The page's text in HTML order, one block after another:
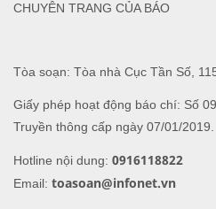
Tòa soạn: Tòa nhà Cục Tần Số,
Giấy phép hoạt động báo chí: Số
Truyền thông cấp ngày 07/01/2019.
Hotline nội dung: 0916118822
Email: toasoan@infonet.vn
CHUYÊN TRANG CỦA BÁO